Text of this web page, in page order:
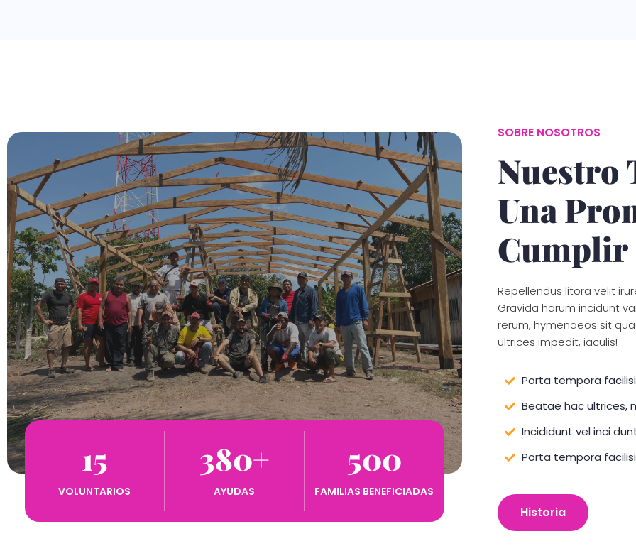
VOLUNTARIOS
15
AYUDAS
380+
FAMILIAS BENEFICIADAS
500
SOBRE NOSOTROS
Nuestro
Una
Cumplir
Repellendus litora velit
Gravida harum incidunt
rerum, hymenaeos sit
ultrices impedit, iaculis!
Porta tempora
Beatae hac ultrices,
Incididunt vel inci
Porta tempora
Historia